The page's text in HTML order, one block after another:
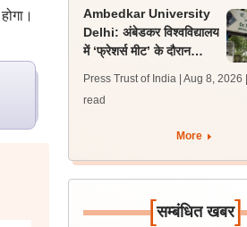
Ambedkar University
Delhi: अंबेडकर विश्वविद्यालय
में ‘फ्रेशर्स मीट’ के दौरान
Press Trust of India | Aug 8, 2026
read
More
[सम्बंधित खबर]